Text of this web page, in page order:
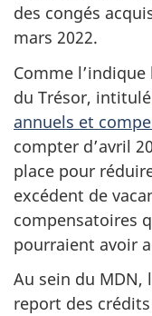
des congés
mars 2022.
Comme
du Trésor, intitulé
annuels et
compter d’avril
place pour
excédent de
compensatoires
pourraient avoir
Au sein du MDN,
report des